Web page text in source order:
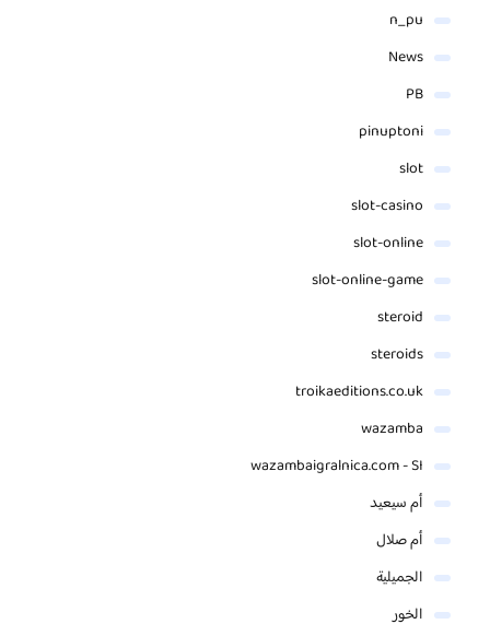
n_pu
News
PB
pinuptoni
slot
slot-casino
slot-online
slot-online-game
steroid
steroids
troikaeditions.co.uk
wazamba
wazambaigralnica.com - SI
أم سيعيد
أم صلال
الجميلية
الخور